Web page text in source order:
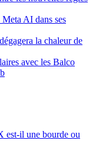
AI dans ses
la chaleur de
avec les Balco
est-il une bourde ou